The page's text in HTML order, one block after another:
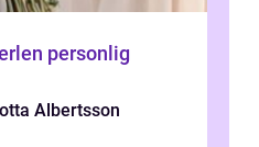
Albertsson